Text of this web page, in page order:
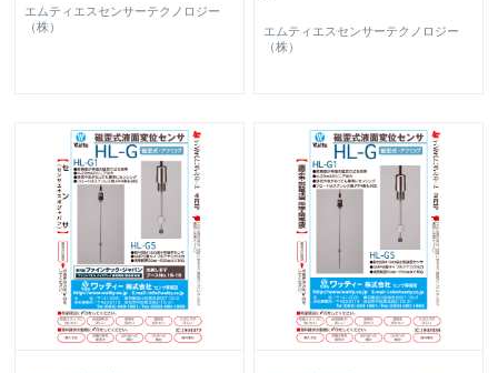
エムティエスセンサーテクノロジー
（株）
エムティエスセンサーテクノロジー
（株）